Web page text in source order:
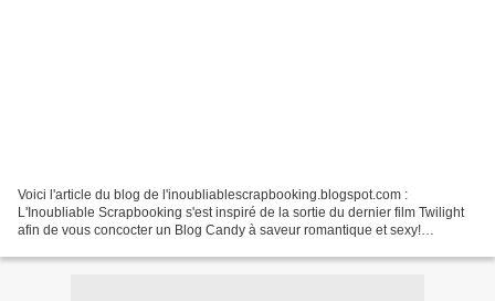
Voici l'article du blog de l'inoubliablescrapbooking.blogspot.com :
L'Inoubliable Scrapbooking s'est inspiré de la sortie du dernier film Twilight
afin de vous concocter un Blog Candy à saveur romantique et sexy!